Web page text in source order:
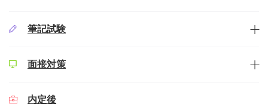
筆記試験
面接対策
内定後